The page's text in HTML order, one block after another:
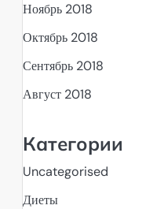
Ноябрь 2018
Октябрь 2018
Сентябрь 2018
Август 2018
Категории
Uncategorised
Диеты